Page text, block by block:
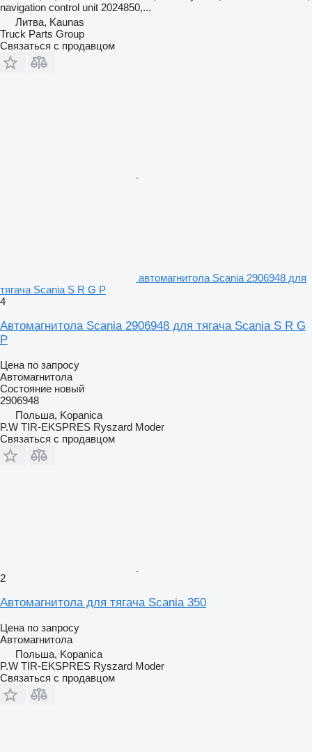
navigation control unit 2024850,...
Литва, Kaunas
Truck Parts Group
Связаться с продавцом
автомагнитола Scania 2906948 для
тягача Scania S R G P
4
Автомагнитола Scania 2906948 для тягача Scania S R G
P
Цена по запросу
Автомагнитола
Состояние новый
2906948
Польша, Kopanica
P.W TIR-EKSPRES Ryszard Moder
Связаться с продавцом
2
Автомагнитола для тягача Scania 350
Цена по запросу
Автомагнитола
Польша, Kopanica
P.W TIR-EKSPRES Ryszard Moder
Связаться с продавцом